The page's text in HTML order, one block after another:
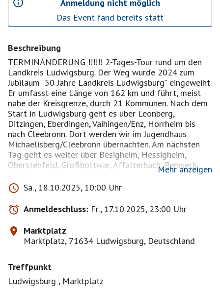
Anmeldung nicht möglich
Das Event fand bereits statt
Beschreibung
TERMINÄNDERUNG !!!!!! 2-Tages-Tour rund um den
Landkreis Ludwigsburg. Der Weg wurde 2024 zum
Jubiläum "50 Jahre Landkreis Ludwigsburg" eingeweiht.
Er umfasst eine Länge von 162 km und führt, meist
nahe der Kreisgrenze, durch 21 Kommunen. Nach dem
Start in Ludwigsburg geht es über Leonberg,
Ditzingen, Eberdingen, Vaihingen/Enz, Horrheim bis
nach Cleebronn. Dort werden wir im Jugendhaus
Michaelisberg/Cleebronn übernachten. Am nächsten
Tag geht es weiter über Besigheim, Hessigheim,
Oberstenfeld, Großbottwar, Affalterbach, Remseck
1. Tag ca. 85 km / ca. 900hm
2. Tag ca. 80 km / ca. 900hm
Beide Touren sind anspruchsvoll
Helmpflicht - jeder fährt auf eigene Verantwortung !!!
Eine Haftung wird ausgeschlossen
Übernachtung im Jugendhaus Michaelisberg EZ
70€/Pers. incl. Frühstück, DZ oder Mehrbettzimmer
möchte kann Abendessen für 12€ dazubuchen. Wir
würden aber abends essen gehen.
Mehr anzeigen
Sa., 18.10.2025, 10:00 Uhr
Anmeldeschluss: Fr., 17.10.2025, 23:00 Uhr
Marktplatz
Marktplatz, 71634 Ludwigsburg, Deutschland
Treffpunkt
Ludwigsburg , Marktplatz